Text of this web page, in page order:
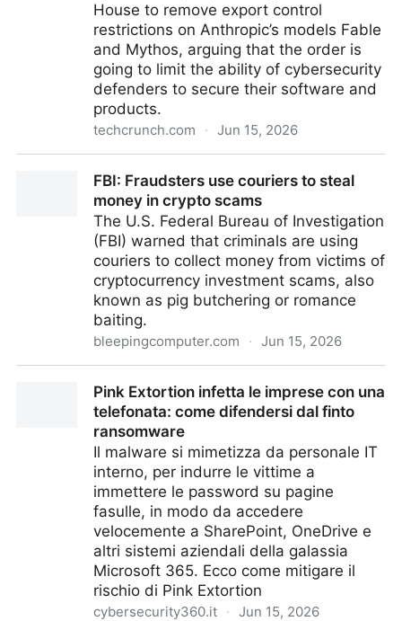
House to remove export control
restrictions on Anthropic’s models Fable
and Mythos, arguing that the order is
going to limit the ability of cybersecurity
defenders to secure their software and
products.
techcrunch.com · Jun 15, 2026
government ban on Anthropic’s most powerful
FBI: Fraudsters use couriers to steal
money in crypto scams
The U.S. Federal Bureau of Investigation
(FBI) warned that criminals are using
couriers to collect money from victims of
cryptocurrency investment scams, also
known as pig butchering or romance
baiting.
bleepingcomputer.com · Jun 15, 2026
Pink Extortion infetta le imprese con una
telefonata: come difendersi dal finto
ransomware
Il malware si mimetizza da personale IT
interno, per indurre le vittime a
immettere le password su pagine
fasulle, in modo da accedere
velocemente a SharePoint, OneDrive e
altri sistemi aziendali della galassia
Microsoft 365. Ecco come mitigare il
rischio di Pink Extortion
cybersecurity360.it · Jun 15, 2026